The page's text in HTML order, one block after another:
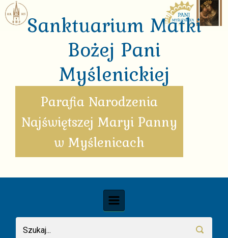
Skip to main content
Sanktuarium Matki
Bożej Pani
Myślenickiej
Parafia Narodzenia
Najświętszej Maryi Panny
w Myślenicach